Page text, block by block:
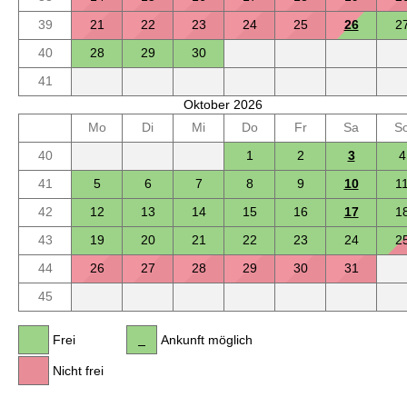
39
21 22 23 24 25 26
40
28 29
30
41
Oktober 2026
Mo
Di Mi Do Fr Sa
40
1 2 3
4
41
5 6 7 8 9 10
42
12 13 14 15 16 17
43
19 20 21 22 23 24
44
26 27 28 29 30
31
45
Frei
Nicht frei
Ankunft möglich